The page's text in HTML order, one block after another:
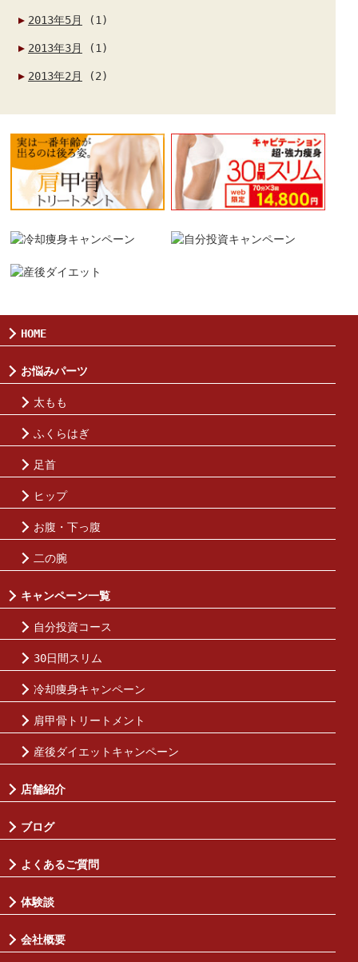
2013年5月 (1)
2013年3月 (1)
2013年2月 (2)
HOME
お悩みパーツ
太もも
ふくらはぎ
足首
ヒップ
お腹・下っ腹
二の腕
キャンペーン一覧
自分投資コース
30日間スリム
冷却痩身キャンペーン
肩甲骨トリートメント
産後ダイエットキャンペーン
店舗紹介
ブログ
よくあるご質問
体験談
会社概要